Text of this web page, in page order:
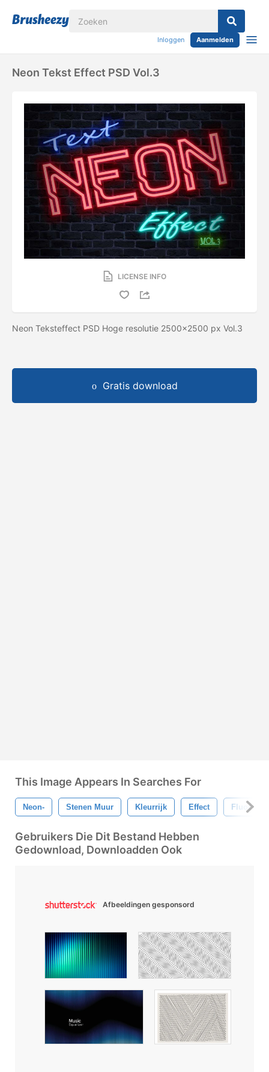
Inloggen Aanmelden
Neon Tekst Effect PSD Vol.3
LICENSE INFO
Neon Teksteffect PSD Hoge resolutie 2500x2500 px Vol.3
Gratis download
This Image Appears In Searches For
Neon- Stenen Muur Kleurrijk Effect Fluor
Gebruikers Die Dit Bestand Hebben
Gedownload, Downloadden Ook
Afbeeldingen gesponsord